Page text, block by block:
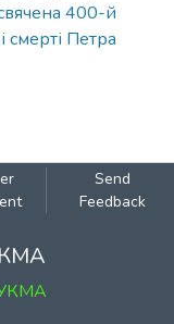
400-й
смерті Петра
Send
Feedback